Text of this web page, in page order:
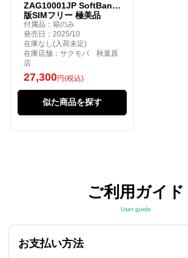
ZAG10001JP SoftBank
版SIMフリー 極美品
付属品：箱のみ
発売日：2025/10
在庫なし(入荷未定)
在庫店舗：サクモバ 秋葉原
店
27,300円(税込)
似た商品を探す
ご利用ガイド
User guide
お支払い方法